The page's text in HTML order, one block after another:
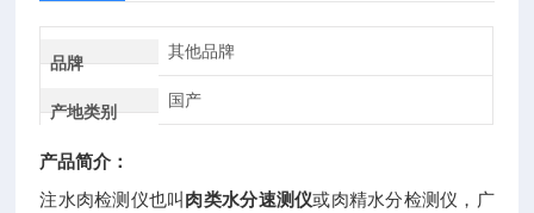
品牌
其他品牌
产地类别
国产
产品简介：
注水肉检测仪也叫 肉类水分速测仪或肉精水分检测仪，广